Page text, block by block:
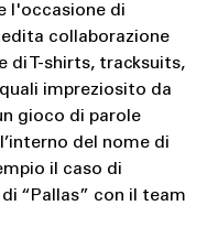
l'occasione di
collaborazione
di T-shirts, tracksuits,
impreziosito da
gioco di parole
del nome di
il caso di
“Pallas” con il team